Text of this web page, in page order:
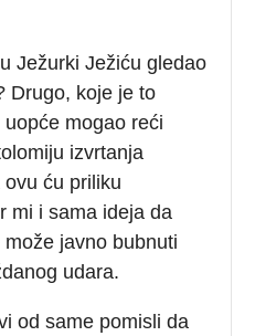
Ježurki Ježiću gledao
Drugo, koje je to
uopće mogao reći
izvrtanja
ću priliku
mi i sama ideja da
javno bubnuti
udara.
od same pomisli da